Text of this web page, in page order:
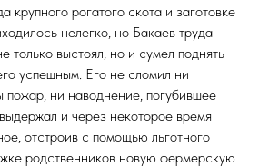
крупного рогатого скота и заготовке
нелегко, но Бакаев труда
только выстоял, но и сумел поднять
успешным. Его не сломил ни
пожар, ни наводнение, погубившее
и через некоторое время
отстроив с помощью льготного
родственников новую фермерскую